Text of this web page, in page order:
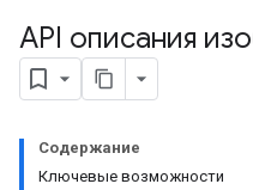
API описания
Содержание
Ключевые возможности